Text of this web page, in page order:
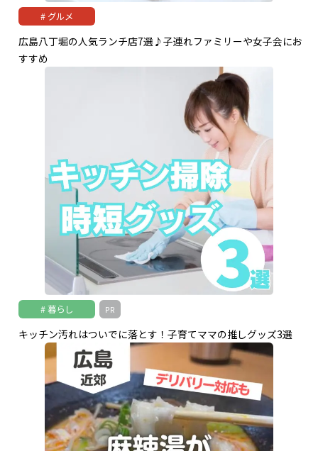
グルメ
広島八丁堀の人気ランチ店7選♪子連れファミリーや女子会にお
すすめ
暮らし PR
キッチン汚れはついでに落とす！子育てママの推しグッズ3選